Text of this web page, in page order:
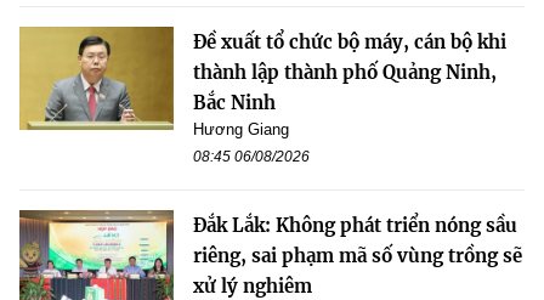
Đề xuất tổ chức bộ máy, cán bộ khi
thành lập thành phố Quảng Ninh,
Bắc Ninh
Hương Giang
08:45 06/08/2026
Đắk Lắk: Không phát triển nóng sầu
riêng, sai phạm mã số vùng trồng sẽ
xử lý nghiêm